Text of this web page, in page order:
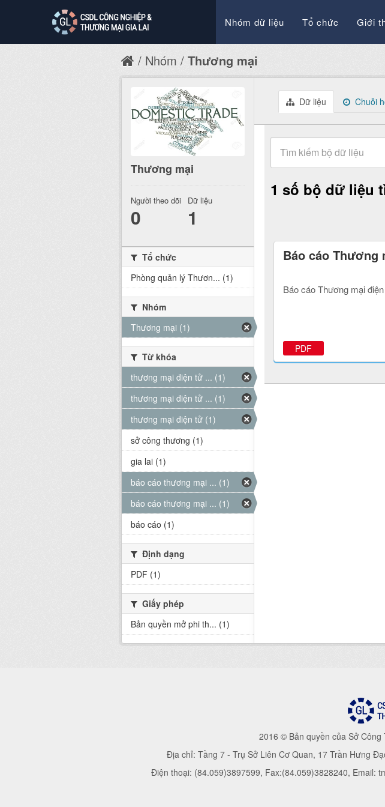
Nhóm dữ liệu Tổ chức Giới
Nhóm Thương mại
Dữ liệu Chuỗi
1 số bộ dữ liệu
Báo cáo Thương
Báo cáo Thương mại
PDF
Thương mại
Người theo dõi
0
Dữ liệu
1
Tổ chức
Phòng quản lý Thươn... (1)
Nhóm
Thương mại (1)
Từ khóa
thương mại điện tử ... (1)
thương mại điện tử ... (1)
thương mại điện tử (1)
sở công thương (1)
gia lai (1)
báo cáo thương mại ... (1)
báo cáo thương mại ... (1)
báo cáo (1)
Định dạng
PDF (1)
Giấy phép
Bản quyền mở phi th... (1)
2016 © Bản quyền của Sở
Địa chỉ: Tầng 7 - Trụ Sở Liên Cơ Quan, 17 Trần Hưng
Điện thoại: (84.059)3897599, Fax:(84.059)3828240, Email: